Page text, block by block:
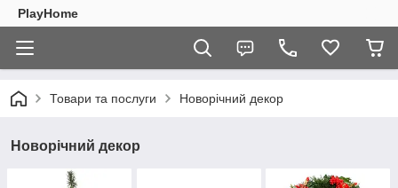
PlayHome
Товари та послуги Новорічний декор
Новорічний декор